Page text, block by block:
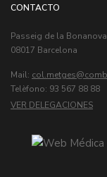
CONTACTO
Passeig de la
08017 Barcelona
Mail: col.metges
Telèfono: 93 567 88 88
VER DELEGACIONES